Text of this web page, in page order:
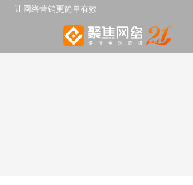
让网络营销更简单有效